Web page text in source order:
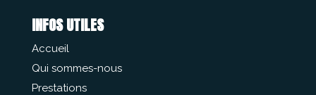
INFOS UTILES
Accueil
Qui sommes-nous
Prestations